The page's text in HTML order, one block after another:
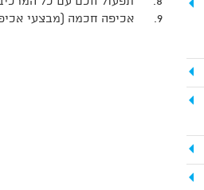
9. אכיפה חכמה (מבצעי אכיפה ואי התפשרות).